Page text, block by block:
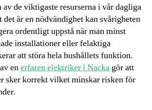
de viktigaste resurserna i vår dagliga
är en nödvändighet kan svårigheten
ordentligt uppstå när man minst
installationer eller felaktiga
att störa hela hushållets funktion.
enerfaren elektriker i Nacka gör att
sker korrekt vilket minskar risken för